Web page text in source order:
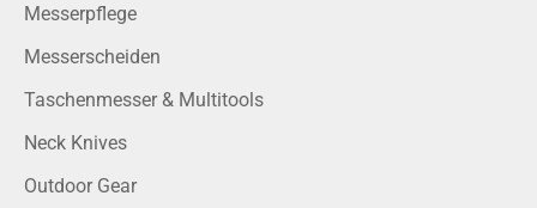
Messerpflege
Messerscheiden
Taschenmesser & Multitools
Neck Knives
Outdoor Gear